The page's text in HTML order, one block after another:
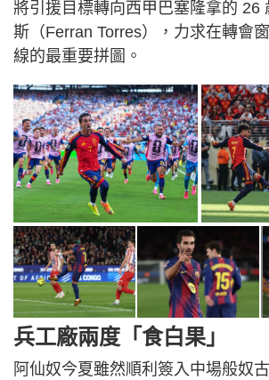
將引援目標轉向西甲巴塞隆拿的 26
斯（Ferran Torres），力求在轉會
線的最重要拼圖。
兵工廠兩度「食白果」
阿仙奴今夏雖然順利簽入中場般奴